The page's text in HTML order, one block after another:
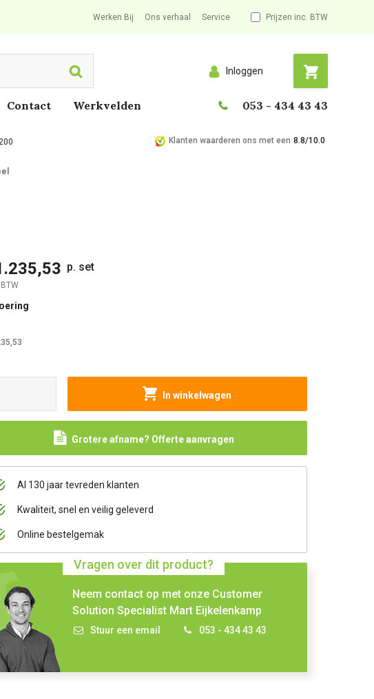
Werken Bij Ons verhaal Service Prijzen inc. BTW
Search Inloggen
Contact Werkvelden 053 - 434 43 43
Klanten waarderen ons met een 8.8/10.0
p. set
In winkelwagen
Grotere afname? Offerte aanvragen
Al 130 jaar tevreden klanten
Kwaliteit, snel en veilig geleverd
Online bestelgemak
Vragen over dit product?
Neem contact op met onze Customer
Solution Specialist Mart Eijkelenkamp
Stuur een email 053 - 434 43 43